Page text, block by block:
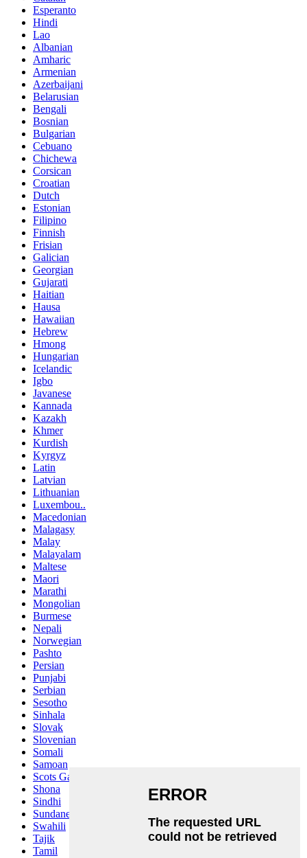
Esperanto
Hindi
Lao
Albanian
Amharic
Armenian
Azerbaijani
Belarusian
Bengali
Bosnian
Bulgarian
Cebuano
Chichewa
Corsican
Croatian
Dutch
Estonian
Filipino
Finnish
Frisian
Galician
Georgian
Gujarati
Haitian
Hausa
Hawaiian
Hebrew
Hmong
Hungarian
Icelandic
Igbo
Javanese
Kannada
Kazakh
Khmer
Kurdish
Kyrgyz
Latin
Latvian
Lithuanian
Luxembou..
Macedonian
Malagasy
Malay
Malayalam
Maltese
Maori
Marathi
Mongolian
Burmese
Nepali
Norwegian
Pashto
Persian
Punjabi
Serbian
Sesotho
Sinhala
Slovak
Slovenian
Somali
Samoan
Scots Gaelic
Shona
Sindhi
Sundanese
Swahili
Tajik
Tamil